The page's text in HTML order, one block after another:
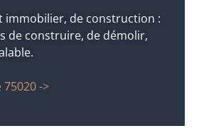
immobilier, de construction :
de construire, de démolir,
->